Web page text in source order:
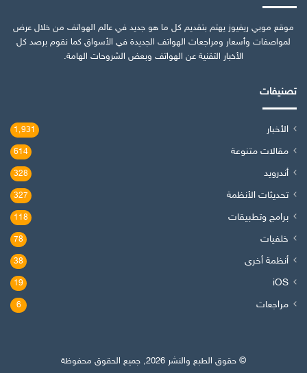
موقع موبي ريفيوز يهتم بتقديم كل ما هو جديد في عالم الهواتف من خلال عرض
لمواصفات وأسعار ومراجعات الهواتف الجديدة في الأسواق كما نقوم برصد كل
الأخبار التقنية عن الهواتف وبعض الشروحات الهامة.
تصنيفات
الأخبار 1٬931
مقالات متنوعة 614
أندرويد 328
تحديثات الأنظمة 327
برامج وتطبيقات 118
خلفيات 78
أنظمة أخرى 38
iOS
19
مراجعات 6
© حقوق الطبع والنشر 2026, جميع الحقوق محفوظة